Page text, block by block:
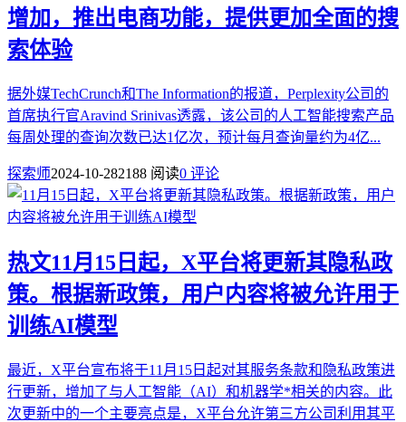
增加，推出电商功能，提供更加全面的搜
索体验
据外媒TechCrunch和The Information的报道，Perplexity公司的
首席执行官Aravind Srinivas透露，该公司的人工智能搜索产品
每周处理的查询次数已达1亿次，预计每月查询量约为4亿...
探索师2024-10-282188 阅读0 评论
热文11月15日起，X平台将更新其隐私政
策。根据新政策，用户内容将被允许用于
训练AI模型
最近，X平台宣布将于11月15日起对其服务条款和隐私政策进
行更新，增加了与人工智能（AI）和机器学*相关的内容。此
次更新中的一个主要亮点是，X平台允许第三方公司利用其平